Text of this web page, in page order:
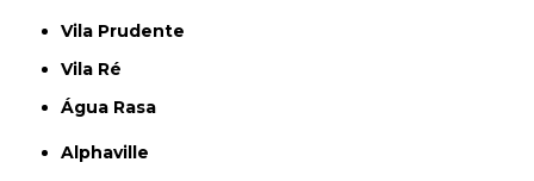
Vila Prudente
Vila Ré
Água Rasa
Alphaville